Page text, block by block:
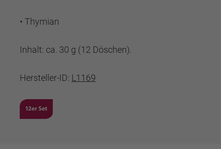
• Thymian
Inhalt: ca. 30 g (12 Döschen).
Hersteller-ID: L1169